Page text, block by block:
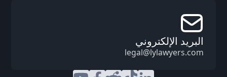
البريد الإلكتروني
legal@lylawyers.com